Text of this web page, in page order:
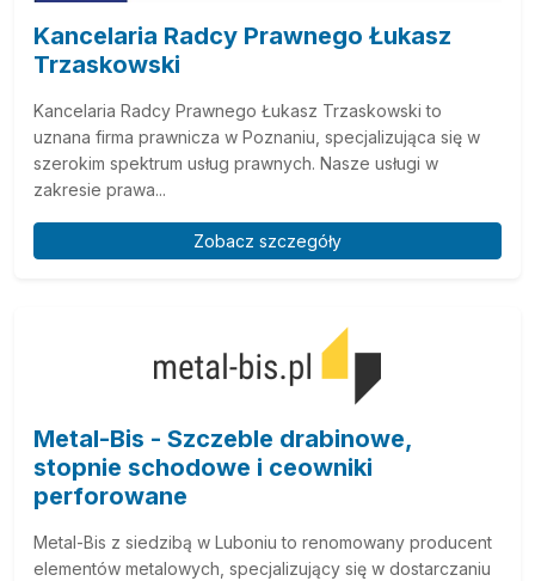
Kancelaria Radcy Prawnego Łukasz
Trzaskowski
Kancelaria Radcy Prawnego Łukasz Trzaskowski to
uznana firma prawnicza w Poznaniu, specjalizująca się w
szerokim spektrum usług prawnych. Nasze usługi w
zakresie prawa...
Zobacz szczegóły
Metal-Bis - Szczeble drabinowe,
stopnie schodowe i ceowniki
perforowane
Metal-Bis z siedzibą w Luboniu to renomowany producent
elementów metalowych, specjalizujący się w dostarczaniu